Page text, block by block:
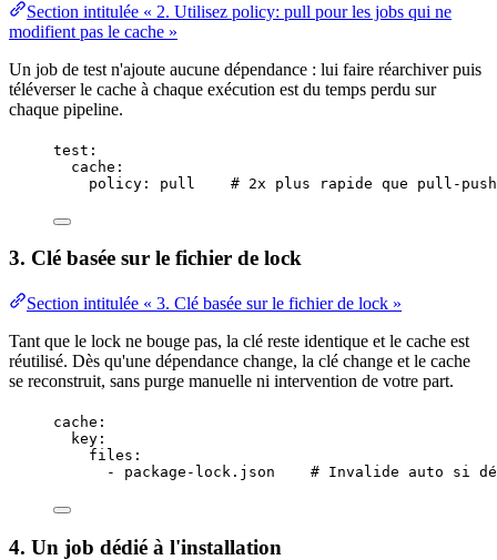
Section intitulée « 2. Utilisez policy: pull pour les jobs qui ne
modifient pas le cache »
Un job de test n'ajoute aucune dépendance : lui faire réarchiver puis
téléverser le cache à chaque exécution est du temps perdu sur
chaque pipeline.
test :
cache :
policy : pull # 2x plus rapide que pull-push
3. Clé basée sur le fichier de lock
Section intitulée « 3. Clé basée sur le fichier de lock »
Tant que le lock ne bouge pas, la clé reste identique et le cache est
réutilisé. Dès qu'une dépendance change, la clé change et le cache
se reconstruit, sans purge manuelle ni intervention de votre part.
cache :
key :
files :
- package-lock.json # Invalide auto si
4. Un job dédié à l'installation